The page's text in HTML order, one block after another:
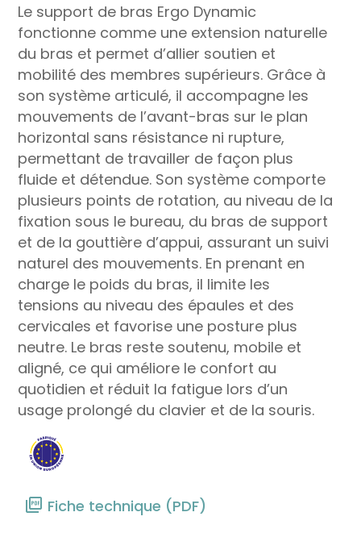
Le support de bras Ergo Dynamic
fonctionne comme une extension naturelle
du bras et permet d’allier soutien et
mobilité des membres supérieurs. Grâce à
son système articulé, il accompagne les
mouvements de l’avant-bras sur le plan
horizontal sans résistance ni rupture,
permettant de travailler de façon plus
fluide et détendue. Son système comporte
plusieurs points de rotation, au niveau de la
fixation sous le bureau, du bras de support
et de la gouttière d’appui, assurant un suivi
naturel des mouvements. En prenant en
charge le poids du bras, il limite les
tensions au niveau des épaules et des
cervicales et favorise une posture plus
neutre. Le bras reste soutenu, mobile et
aligné, ce qui améliore le confort au
quotidien et réduit la fatigue lors d’un
usage prolongé du clavier et de la souris.
Fiche technique (PDF)